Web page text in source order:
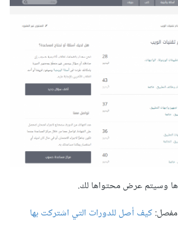
وسيتم عرض محتواها لك.
كيف أصل للدورات التي اشتركت بها